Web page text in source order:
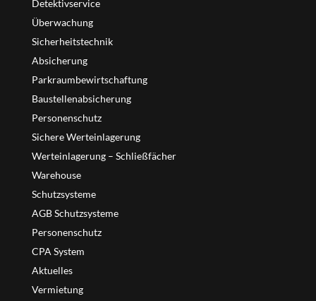
Detektivservice
Überwachung
Sicherheitstechnik
Absicherung
Parkraumbewirtschaftung
Baustellenabsicherung
Personenschutz
Sichere Werteinlagerung
Werteinlagerung – Schließfächer
Warehouse
Schutzsysteme
AGB Schutzsysteme
Personenschutz
CPA System
Aktuelles
Vermietung